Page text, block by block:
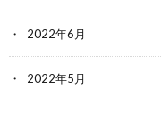
2022年6月
2022年5月